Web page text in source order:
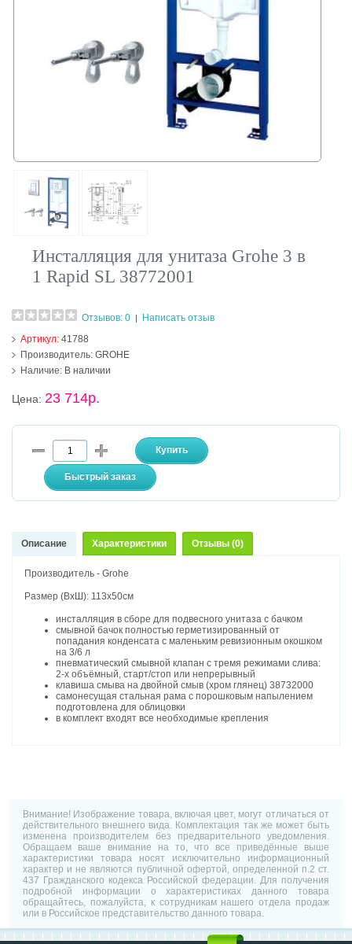
Инсталляция для унитаза Grohe 3 в
1 Rapid SL 38772001
Отзывов: 0
Написать отзыв
Артикул:41788
Производитель: GROHE
Наличие: В наличии
Цена:23 714р.
Описание Характеристики Отзывы (0)
Производитель - Grohe
Размер (ВхШ): 113х50см
инсталляция в сборе для подвесного унитаза с бачком
смывной бачок полностью герметизированный от
попадания конденсата с маленьким ревизионным окошком
на 3/6 л
пневматический смывной клапан с тремя режимами слива:
2-х объёмный, старт/стоп или непрерывный
клавиша смыва на двойной смыв (хром глянец)38732000
самонесущая стальная рама с порошковым напылением
подготовлена для облицовки
в комплект входят все необходимые крепления
Внимание! Изображение товара, включая цвет, могут отличаться от
действительного внешнего вида. Комплектация так же может быть
изменена производителем без предварительного уведомления.
Обращаем ваше внимание на то, что все приведённые выше
характеристики товара носят исключительно информационный
характер и не являются публичной офертой, определенной п.2 ст.
437 Гражданского кодекса Российской федерации. Для получения
подробной информации о характеристиках данного товара
обращайтесь, пожалуйста, к сотрудникам нашего отдела продаж
или в Российское представительство данного товара.